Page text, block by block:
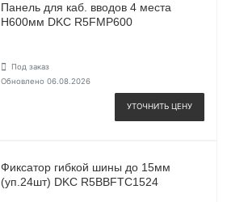
Панель для каб. вводов 4 места
H600мм DKC R5FMP600
Под заказ
Обновлено 06.08.2026
УТОЧНИТЬ ЦЕНУ
Фиксатор гибкой шины до 15мм
(уп.24шт) DKC R5BBFTC1524